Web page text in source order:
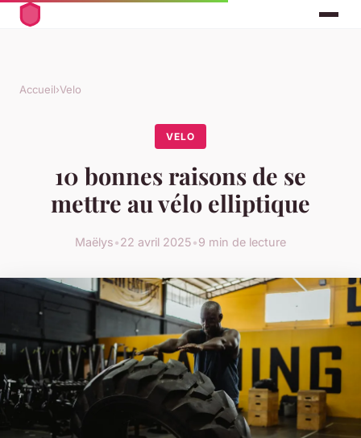
Accueil›Velo
VELO
10 bonnes raisons de se
mettre au vélo elliptique
Maëlys•22 avril 2025•9 min de lecture